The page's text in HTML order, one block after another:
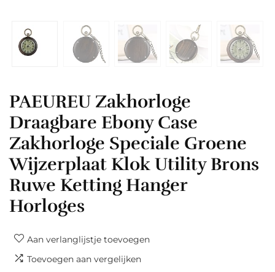
PAEUREU Zakhorloge
Draagbare Ebony Case
Zakhorloge Speciale Groene
Wijzerplaat Klok Utility Brons
Ruwe Ketting Hanger
Horloges
Aan verlanglijstje toevoegen
Toevoegen aan vergelijken